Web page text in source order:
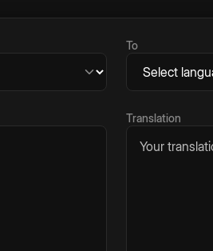
To
Translation
Your